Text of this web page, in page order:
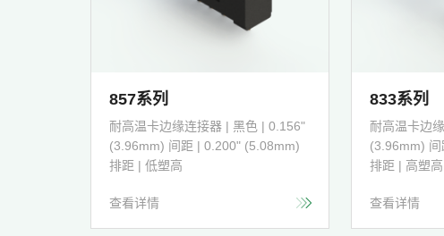
857系列
耐高温卡边缘连接器 | 黑色 | 0.156"
(3.96mm) 间距 | 0.200" (5.08mm)
排距 | 低塑高
查看详情
833系列
耐高温卡边
(3.96mm)
排距 | 高塑
查看详情